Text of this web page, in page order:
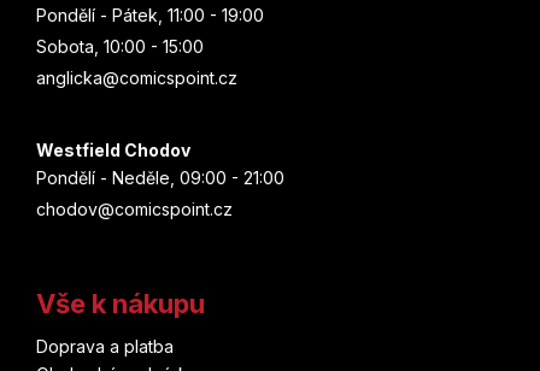
Pondělí - Pátek, 11:00 - 19:00
Sobota, 10:00 - 15:00
anglicka@comicspoint.cz
Westfield Chodov
Pondělí - Neděle, 09:00 - 21:00
chodov@comicspoint.cz
Vše k nákupu
Doprava a platba